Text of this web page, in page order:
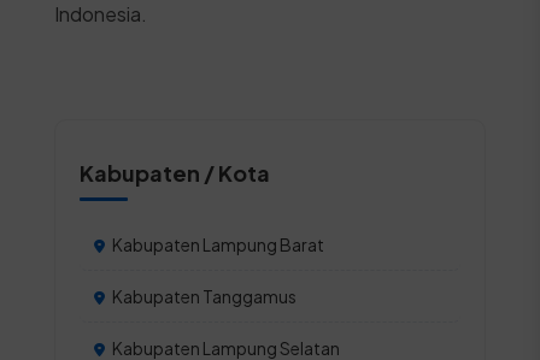
Indonesia.
Kabupaten / Kota
Kabupaten Lampung Barat
Kabupaten Tanggamus
Kabupaten Lampung Selatan